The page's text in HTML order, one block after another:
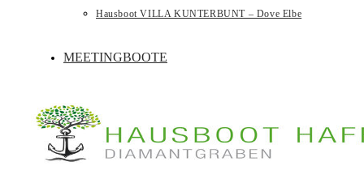
Hausboot VILLA KUNTERBUNT – Dove Elbe
MEETINGBOOTE